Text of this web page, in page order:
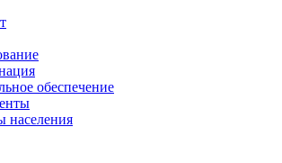
обеспечение
населения